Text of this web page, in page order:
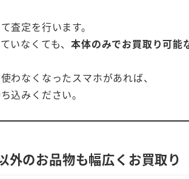
査定を行います。
いなくても、本体のみでお買取り可能
わなくなったスマホがあれば、
込みください。
のお品物も幅広くお買取り